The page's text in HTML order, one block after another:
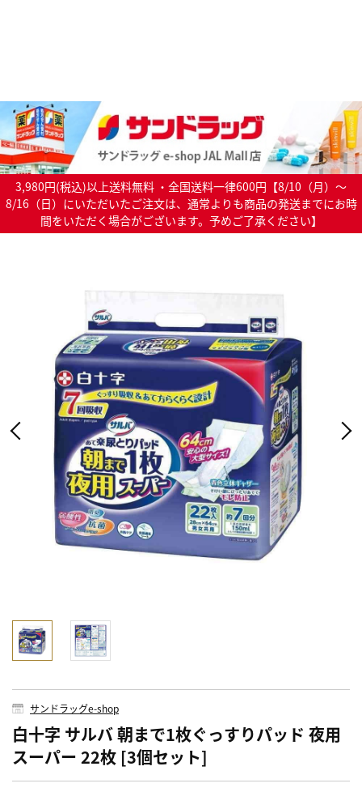
3,980円(税込)以上送料無料 ・全国送料一律600円【8/10（月）～
8/16（日）にいただいたご注文は、通常よりも商品の発送までにお時
間をいただく場合がございます。予めご了承ください】
サンドラッグe-shop
白十字 サルバ 朝まで1枚ぐっすりパッド 夜用
スーパー 22枚 [3個セット]